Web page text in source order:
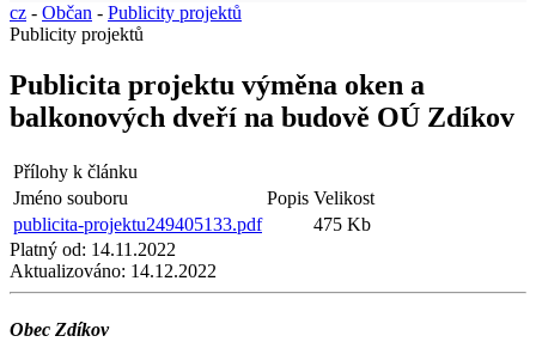
cz - Občan - Publicity projektů
Publicity projektů
Publicita projektu výměna oken a
balkonových dveří na budově OÚ Zdíkov
Přílohy k článku
Jméno souboru
Popis Velikost
publicita-projektu249405133.pdf
475 Kb
Platný od: 14.11.2022
Aktualizováno: 14.12.2022
Obec Zdíkov